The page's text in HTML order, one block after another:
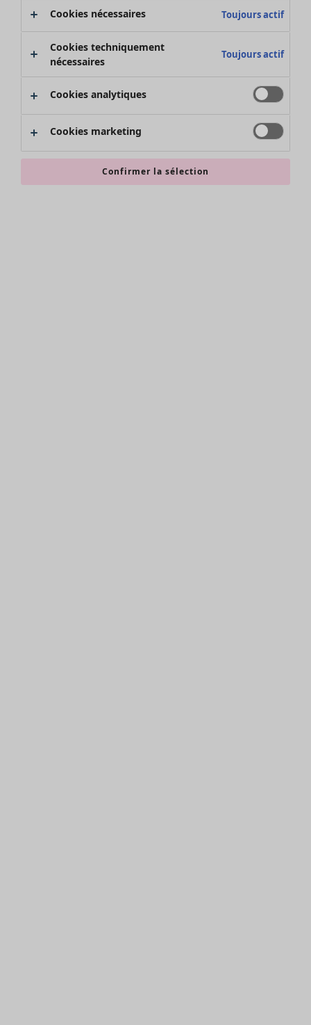
Promos SOLDES
Les promos de Gudrun Sjödén
Nouvel arrivage
Bonnes affaires en soldes - jusqu'à -70
Cookies nécessaires Toujours actif
Cookies techniquement
nécessaires
Toujours actif
Cookies analytiques
Cookies marketing
Confirmer la sélection